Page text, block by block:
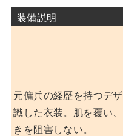
装備説明
元傭兵の経歴を持つデ
識した衣装。肌を覆い
きを阻害しない。